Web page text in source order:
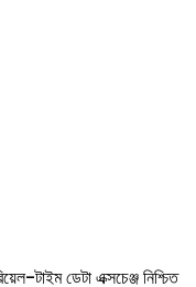
টাইম ডেটা এক্সচেঞ্জ নিশ্চিত